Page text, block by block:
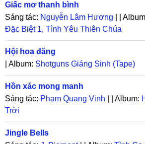
Giấc mơ thanh bình
Sáng tác: Nguyễn Lâm Hương | |
Đặc Biệt 1, Tình Yêu Thiên Chúa
Hội hoa đăng
| Album: Shotguns Giáng Sinh (Tape)
Hồn xác mong manh
Sáng tác: Phạm Quang Vinh | | Album:
Trời
Jingle Bells